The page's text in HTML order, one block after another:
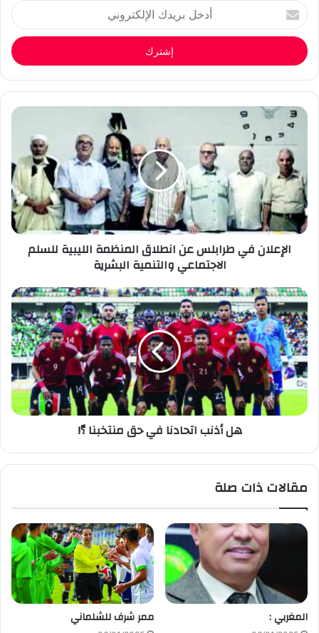
أدخل
بريدك
الإلكتروني
الإعلان في طرابلس عن انطلاق المنظمة الليبية للسلم
الاجتماعي والتنمية البشرية
هل أذنب اتحادنا في حق منتخبنا ؟ّ!
مقالات ذات صلة
المغربي : ممر شرف للشلماني